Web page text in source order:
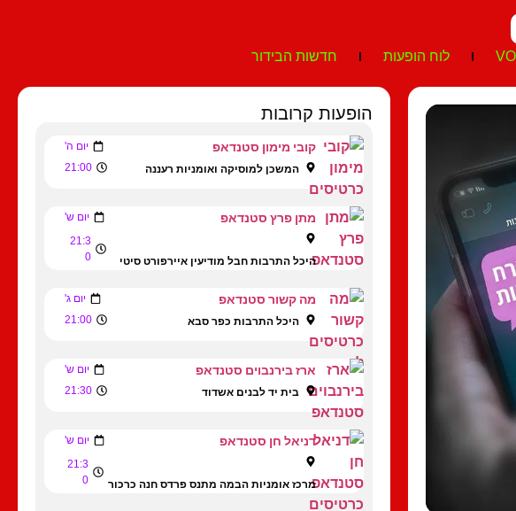
לוח הופעות חדשות הבידור
הופעות קרובות
קובי מימון סטנדאפ יום ה'
המשכן למוסיקה ואומניות רעננה 21:00
מתן פרץ סטנדאפ יום ש'
היכל התרבות חבל מודיעין איירפורט סיטי
21:3
0
מה קשור סטנדאפ יום ג'
היכל התרבות כפר סבא 21:00
ארז בירנבוים סטנדאפ יום ש'
בית יד לבנים אשדוד 21:30
דניאל חן סטנדאפ יום ש'
מרכז אומניות הבמה מתנס פרדס חנה כרכור
21:3
0